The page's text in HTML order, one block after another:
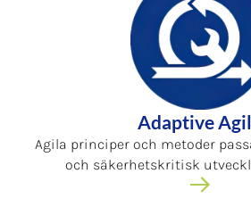
Adaptive
Agila principer och metoder
och säkerhetskritisk